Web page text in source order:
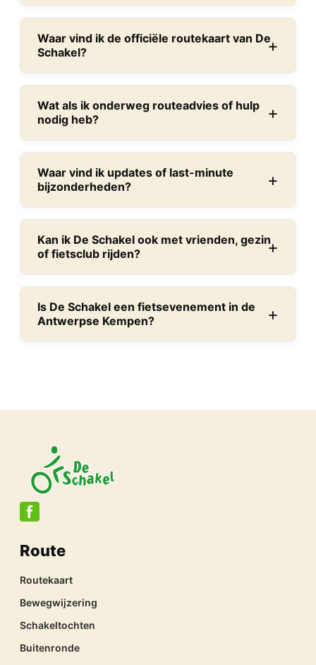
Waar vind ik de officiële routekaart van De
Schakel?
Wat als ik onderweg routeadvies of hulp
nodig heb?
Waar vind ik updates of last-minute
bijzonderheden?
Kan ik De Schakel ook met vrienden, gezin
of fietsclub rijden?
Is De Schakel een fietsevenement in de
Antwerpse Kempen?
Route
Routekaart
Bewegwijzering
Schakeltochten
Buitenronde